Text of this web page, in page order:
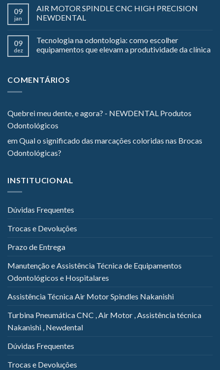
09
jan
AIR MOTOR SPINDLE CNC HIGH PRECISION
NEWDENTAL
09
dez
Tecnologia na odontologia: como escolher
equipamentos que elevam a produtividade da clínica
COMENTÁRIOS
Quebrei meu dente, e agora? - NEWDENTAL Produtos
Odontológicos
emQual o significado das marcações coloridas nas Brocas
Odontológicas?
INSTITUCIONAL
Dúvidas Frequentes
Trocas e Devoluções
Prazo de Entrega
Manutenção e Assistência Técnica de Equipamentos
Odontológicos e Hospitalares
Assistência Técnica Air Motor Spindles Nakanishi
Turbina Pneumática CNC , Air Motor , Assistência técnica
Nakanishi , Newdental
Dúvidas Frequentes
Trocas e Devoluções